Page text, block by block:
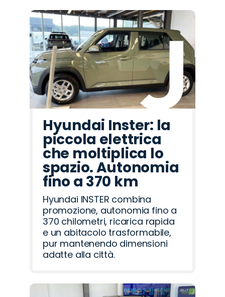
Hyundai Inster: la
piccola elettrica
che moltiplica lo
spazio. Autonomia
fino a 370 km
Hyundai INSTER combina
promozione, autonomia fino a
370 chilometri, ricarica rapida
e un abitacolo trasformabile,
pur mantenendo dimensioni
adatte alla città.